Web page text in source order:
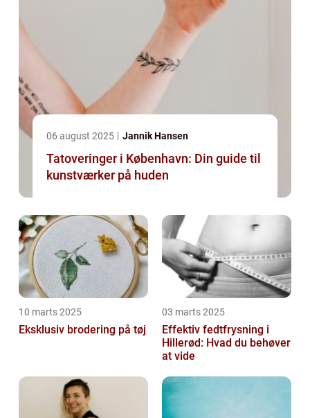
06 august 2025 Jannik Hansen
Tatoveringer i København: Din guide til
kunstværker på huden
10 marts 2025
Eksklusiv brodering på tøj
03 marts 2025
Effektiv fedtfrysning i
Hillerød: Hvad du behøver
at vide